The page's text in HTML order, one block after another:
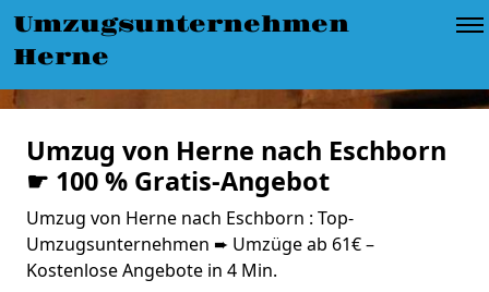
Umzugsunternehmen
Herne
Umzug von Herne nach Eschborn
☛ 100 % Gratis-Angebot
Umzug von Herne nach Eschborn : Top-
Umzugsunternehmen ➨ Umzüge ab 61€ –
Kostenlose Angebote in 4 Min.